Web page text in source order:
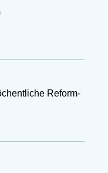
Reform-